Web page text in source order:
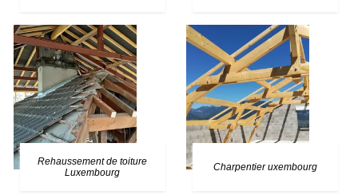
Rehaussement de toiture
Luxembourg
Charpentier uxembourg